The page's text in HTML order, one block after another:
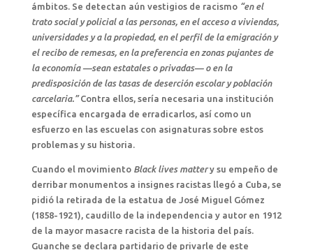
ámbitos. Se detectan aún vestigios de racismo “en el
trato social y policial a las personas, en el acceso a viviendas,
universidades y a la propiedad, en el perfil de la emigración y
el recibo de remesas, en la preferencia en zonas pujantes de
la economía —sean estatales o privadas— o en la
predisposición de las tasas de deserción escolar y población
carcelaria.”Contra ellos, sería necesaria una institución
específica encargada de erradicarlos, así como un
esfuerzo en las escuelas con asignaturas sobre estos
problemas y su historia.
Cuando el movimiento Black lives mattery su empeño de
derribar monumentos a insignes racistas llegó a Cuba, se
pidió la retirada de la estatua de José Miguel Gómez
(1858-1921), caudillo de la independencia y autor en 1912
de la mayor masacre racista de la historia del país.
Guanche se declara partidario de privarle de este